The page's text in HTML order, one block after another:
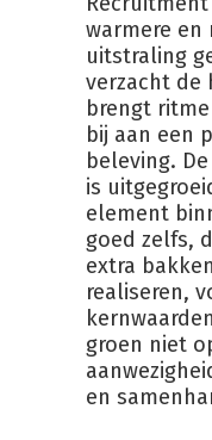
warmere en
uitstraling
verzacht de
brengt
bij aan een
beleving.
is
element
goed zelfs,
extra
realiseren,
groen niet
en